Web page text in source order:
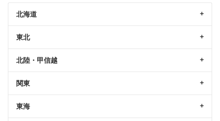
北海道
東北
北陸・甲信越
関東
東海